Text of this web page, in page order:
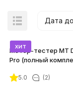
Дата
хит
Мотор-тестер MT
Pro (полный
5.0 (2)